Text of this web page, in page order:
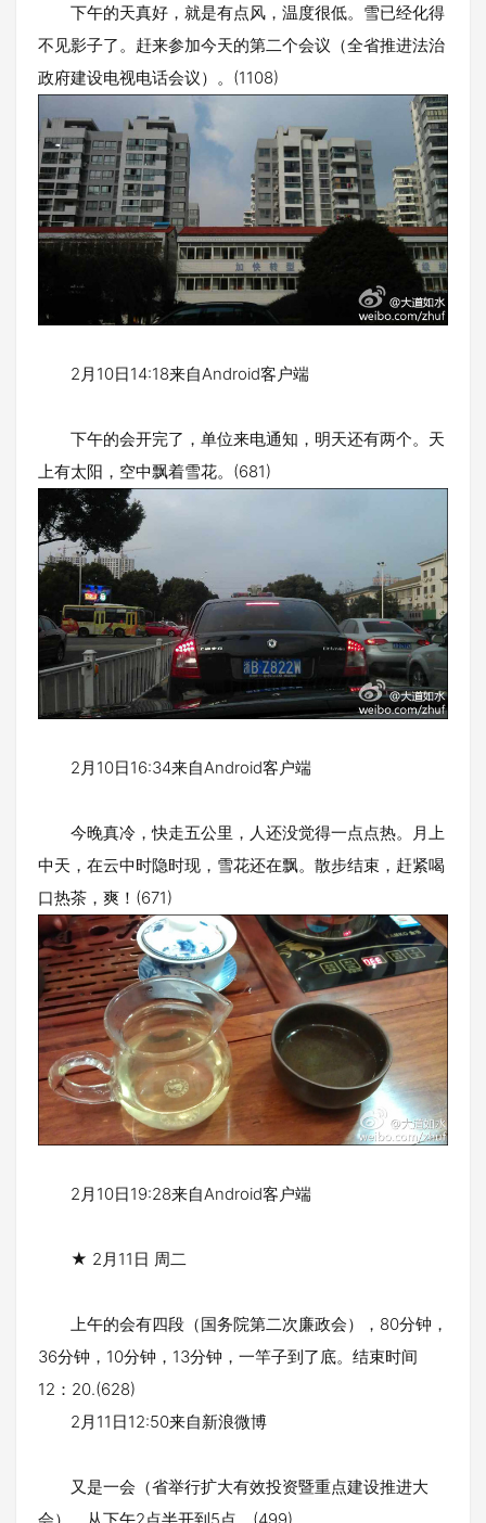
下午的天真好，就是有点风，温度很低。雪已经化得
不见影子了。赶来参加今天的第二个会议（全省推进法治
政府建设电视电话会议）。(1108)
2月10日14:18来自Android客户端
下午的会开完了，单位来电通知，明天还有两个。天
上有太阳，空中飘着雪花。(681)
2月10日16:34来自Android客户端
今晚真冷，快走五公里，人还没觉得一点点热。月上
中天，在云中时隐时现，雪花还在飘。散步结束，赶紧喝
口热茶，爽！(671)
2月10日19:28来自Android客户端
★ 2月11日 周二
上午的会有四段（国务院第二次廉政会），80分钟，
36分钟，10分钟，13分钟，一竿子到了底。结束时间
12：20.(628)
2月11日12:50来自新浪微博
又是一会（省举行扩大有效投资暨重点建设推进大